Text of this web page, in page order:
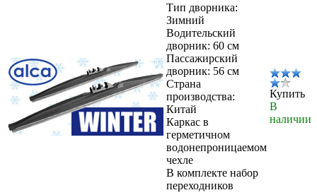
Тип дворника:
Зимний
Водительский
дворник: 60 см
Пассажирский
дворник: 56 см
Страна
производства:
Китай
Каркас в
герметичном
водонепроницаемом
чехле
В комплекте набор
переходников
Купить
В
наличии